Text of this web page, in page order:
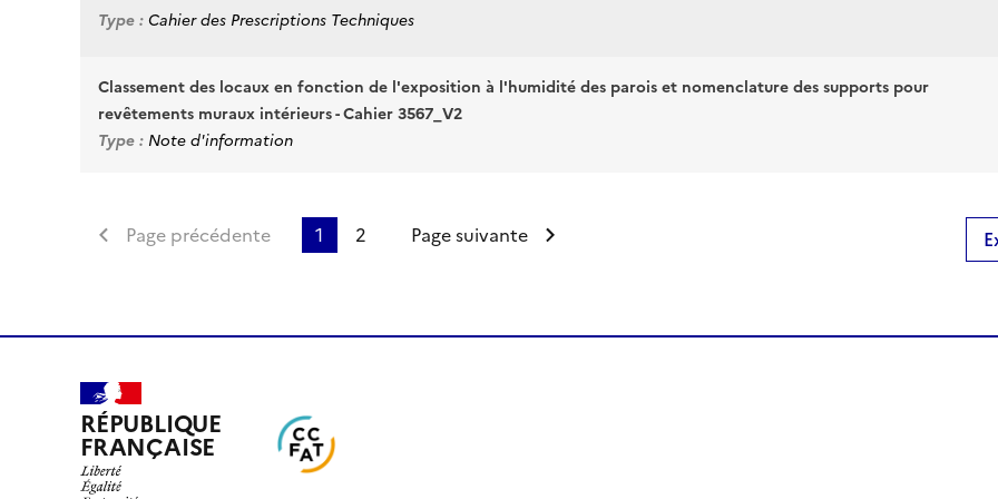
Type :Cahier des Prescriptions Techniques
Classement des locaux en fonction de l'exposition à l'humidité des parois et nomenclature des supports pour
revêtements muraux intérieurs - Cahier 3567_V2
Type : Note d'information
Page précédente 1 2 Page suivante
RÉPUBLIQUE
FRANÇAISE